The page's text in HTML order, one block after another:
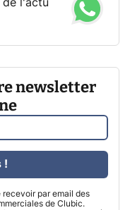
de l'actu
newsletter
recevoir par email des
de Clubic.
!